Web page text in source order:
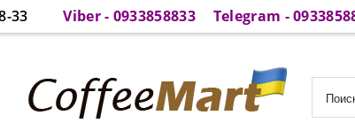
33 Viber - 0933858833 Telegram -